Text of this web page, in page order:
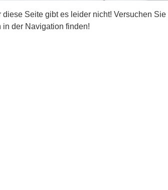
Seite gibt es leider nicht! Versuchen
der Navigation finden!